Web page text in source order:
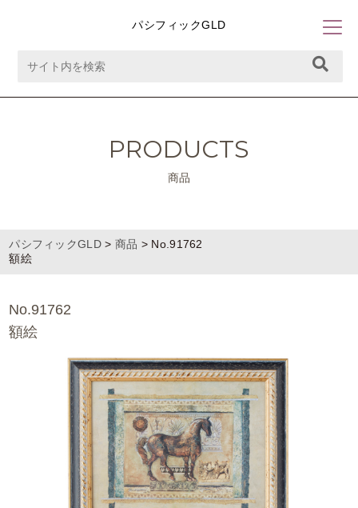
パシフィックGLD
PRODUCTS
商品
パシフィックGLD> 商品 > No.91762
額絵
No.91762
額絵